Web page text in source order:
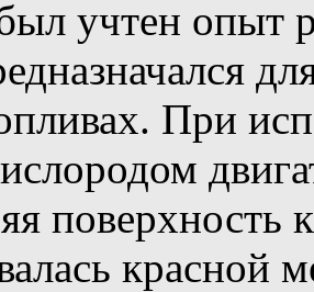
учтен опыт
При
поверхность
красной